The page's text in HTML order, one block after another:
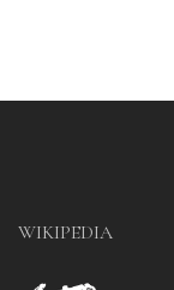
WIKIPEDIA